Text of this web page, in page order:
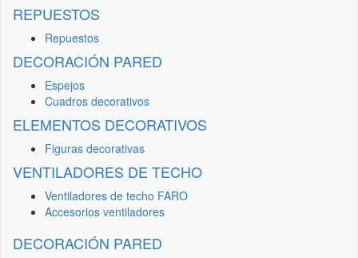
REPUESTOS
Repuestos
DECORACIÓN PARED
Espejos
Cuadros decorativos
ELEMENTOS DECORATIVOS
Figuras decorativas
VENTILADORES DE TECHO
Ventiladores de techo FARO
Accesorios ventiladores
DECORACIÓN PARED